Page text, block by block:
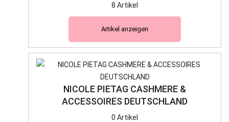
8 Artikel
Artikel anzeigen
NICOLE PIETAG CASHMERE &
ACCESSOIRES DEUTSCHLAND
0 Artikel